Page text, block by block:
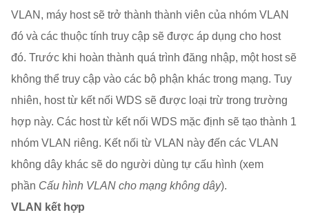
VLAN, máy host sẽ trở thành thành viên của nhóm VLAN
đó và các thuộc tính truy cập sẽ được áp dụng cho host
đó. Trước khi hoàn thành quá trình đăng nhập, một host sẽ
không thể truy cập vào các bộ phận khác trong mạng. Tuy
nhiên, host từ kết nối WDS sẽ được loại trừ trong trường
hợp này. Các host từ kết nối WDS mặc định sẽ tạo thành 1
nhóm VLAN riêng. Kết nối từ VLAN này đến các VLAN
không dây khác sẽ do người dùng tự cấu hình (xem
phần Cấu hình VLAN cho mạng không dây).
VLAN kết hợp